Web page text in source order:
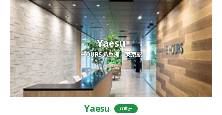
Yaesu
＋OURS 八重洲／東京駅
Yaesu 八重洲